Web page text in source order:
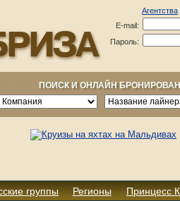
Агентства
E-mail:
Пароль:
ПОИСК И ОНЛАЙН
группы Регионы Принцесс